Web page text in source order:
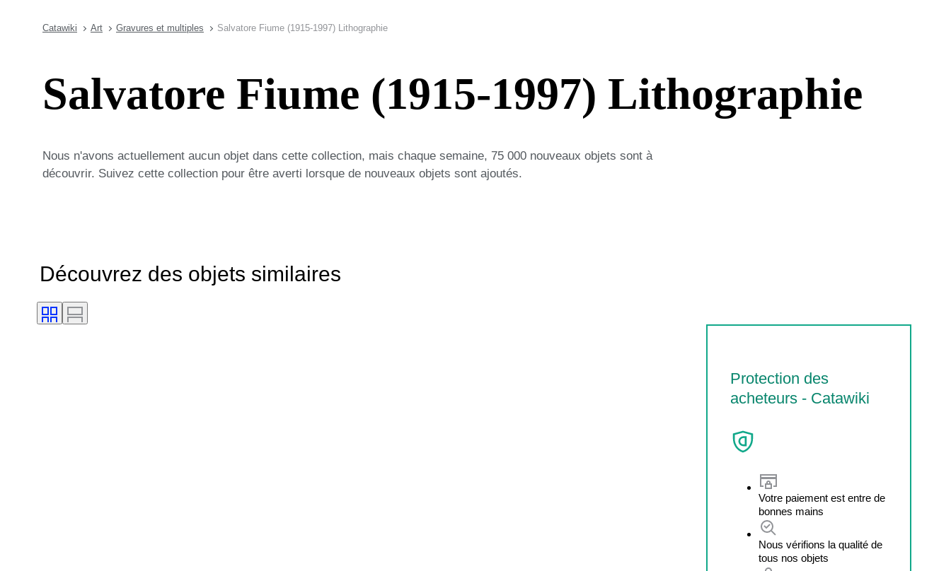
Catawiki Art Gravures et multiples Salvatore Fiume (1915-1997) Lithographie
Salvatore Fiume (1915-1997) Lithographie
Nous n'avons actuellement aucun objet dans cette collection, mais chaque semaine, 75 000 nouveaux objets sont à
découvrir. Suivez cette collection pour être averti lorsque de nouveaux objets sont ajoutés.
Découvrez des objets similaires
Protection des
acheteurs - Catawiki
Votre paiement est entre de
bonnes mains
Nous vérifions la qualité de
tous nos objets